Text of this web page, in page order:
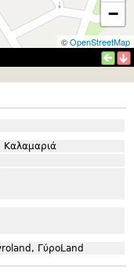
−
©OpenStreetMap
Καλαμαριά
ΓύροLand